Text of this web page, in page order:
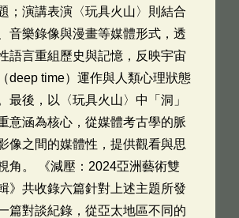
；演講表演〈玩具火山〉則結合
音樂錄像與漫畫等媒體形式，透
語言重組歷史與記憶，反映宇宙
deep time）運作與人類心理狀態
最後，以〈玩具火山〉中「洞」
意涵為核心，從媒體考古學的脈
像之間的媒體性，提供觀看與思
角。 《減壓：2024亞洲藝術雙
》共收錄六篇針對上述主題所發
篇對談紀錄，從亞太地區不同的